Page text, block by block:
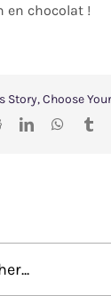
en chocolat !
Story, Choose
RedditLinkedIn